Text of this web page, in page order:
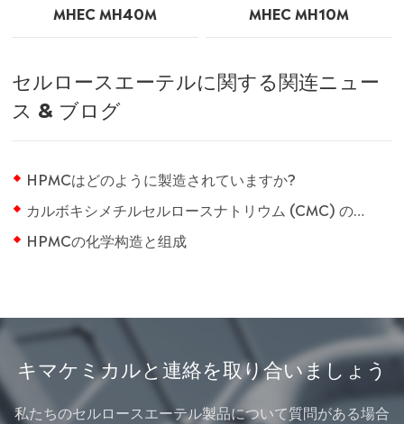
MHEC MH40M MHEC MH10M
セルロースエーテルに関する関连ニュー
ス & ブログ
HPMCはどのように製造されていますか?
カルボキシメチルセルロースナトリウム (CMC) の食品产业への応用
HPMCの化学构造と组成
キマケミカルと連絡を取り合いましょう
私たちのセルロースエーテル製品について質問がある場合